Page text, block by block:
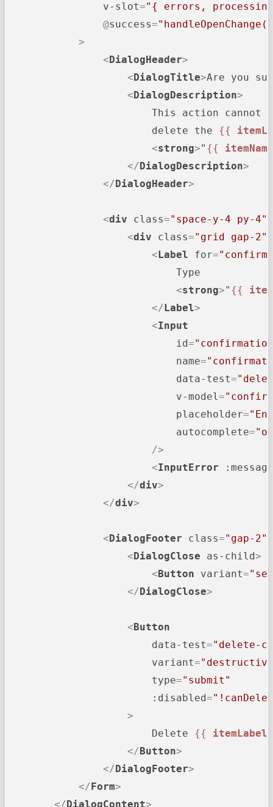
v-slot="{ errors,
                @
success=
            >
< DialogHeader>
< DialogTitle>Are you
< DialogDescription>
This action cannot
                        delete the
{{
<strong>" {{ itemName
</ DialogDescription>
</ DialogHeader>
<div class="space-y-4 py-4"
<div class="grid gap-2"
< Label for=
                            Type
<strong>" {{
</ Label>
<Input
id=
name=
data-test=
v-model=
placeholder=
autocomplete=
                        />
<InputError
:message
</div>
</div>
< DialogFooter class="gap-2"
< DialogClose as-child>
< Button variant=
</ DialogClose>
< Button
data-test="delete-
variant=
type="submit"
:disabled=
                    >
                        Delete
{{ itemLabel
</ Button>
</ DialogFooter>
</ Form>
</ DialogContent>